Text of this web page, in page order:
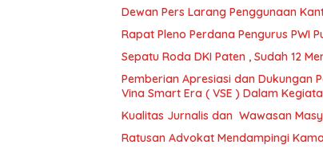
Dewan Pers Larang Penggunaan
Rapat Pleno Perdana Pengurus PWI
Sepatu Roda DKI Paten , Sudah 12
Pemberian Apresiasi dan Dukungan
Vina Smart Era ( VSE ) Dalam
Kualitas Jurnalis dan Wawasan
Ratusan Advokat Mendampingi